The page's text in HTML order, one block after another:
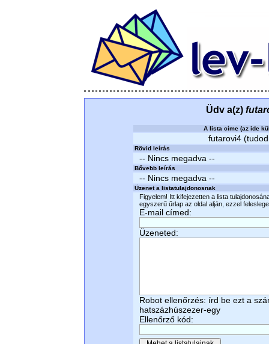
Üdv a(z)
A lista címe (az ide
futarovi4
Rövid leírás
-- Nincs megadva --
Bővebb leírás
-- Nincs megadva --
Üzenet a listatulajdonosnak
Figyelem! Itt kifejezetten a lista
egyszerű űrlap az oldal alján, ezzel
E-mail címed:
Üzeneted:
Robot ellenőrzés: írd be ezt a
hatszázhúszezer-egy
Ellenőrző kód: